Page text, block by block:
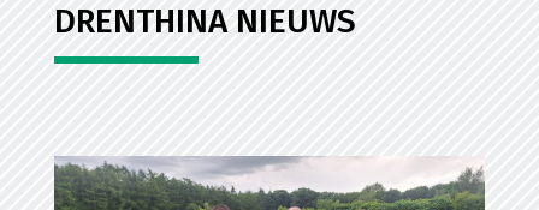
DRENTHINA NIEUWS